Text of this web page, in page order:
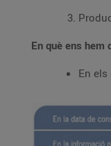
En què ens hem
En